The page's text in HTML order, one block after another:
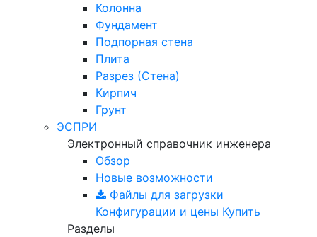
Колонна
Фундамент
Подпорная стена
Плита
Разрез (Стена)
Кирпич
Грунт
ЭСПРИ
Электронный справочник инженера
Обзор
Новые возможности
Файлы для загрузки
Конфигурации и цены Купить
Разделы